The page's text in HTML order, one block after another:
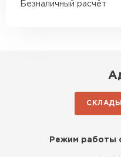
Безналичный расчёт
СКЛАДЫ
Режим работы